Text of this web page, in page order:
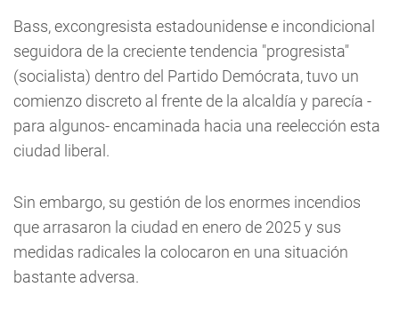
Bass, excongresista estadounidense e incondicional
seguidora de la creciente tendencia "progresista"
(socialista) dentro del Partido Demócrata, tuvo un
comienzo discreto al frente de la alcaldía y parecía -
para algunos- encaminada hacia una reelección esta
ciudad liberal.
Sin embargo, su gestión de los enormes incendios
que arrasaron la ciudad en enero de 2025 y sus
medidas radicales la colocaron en una situación
bastante adversa.